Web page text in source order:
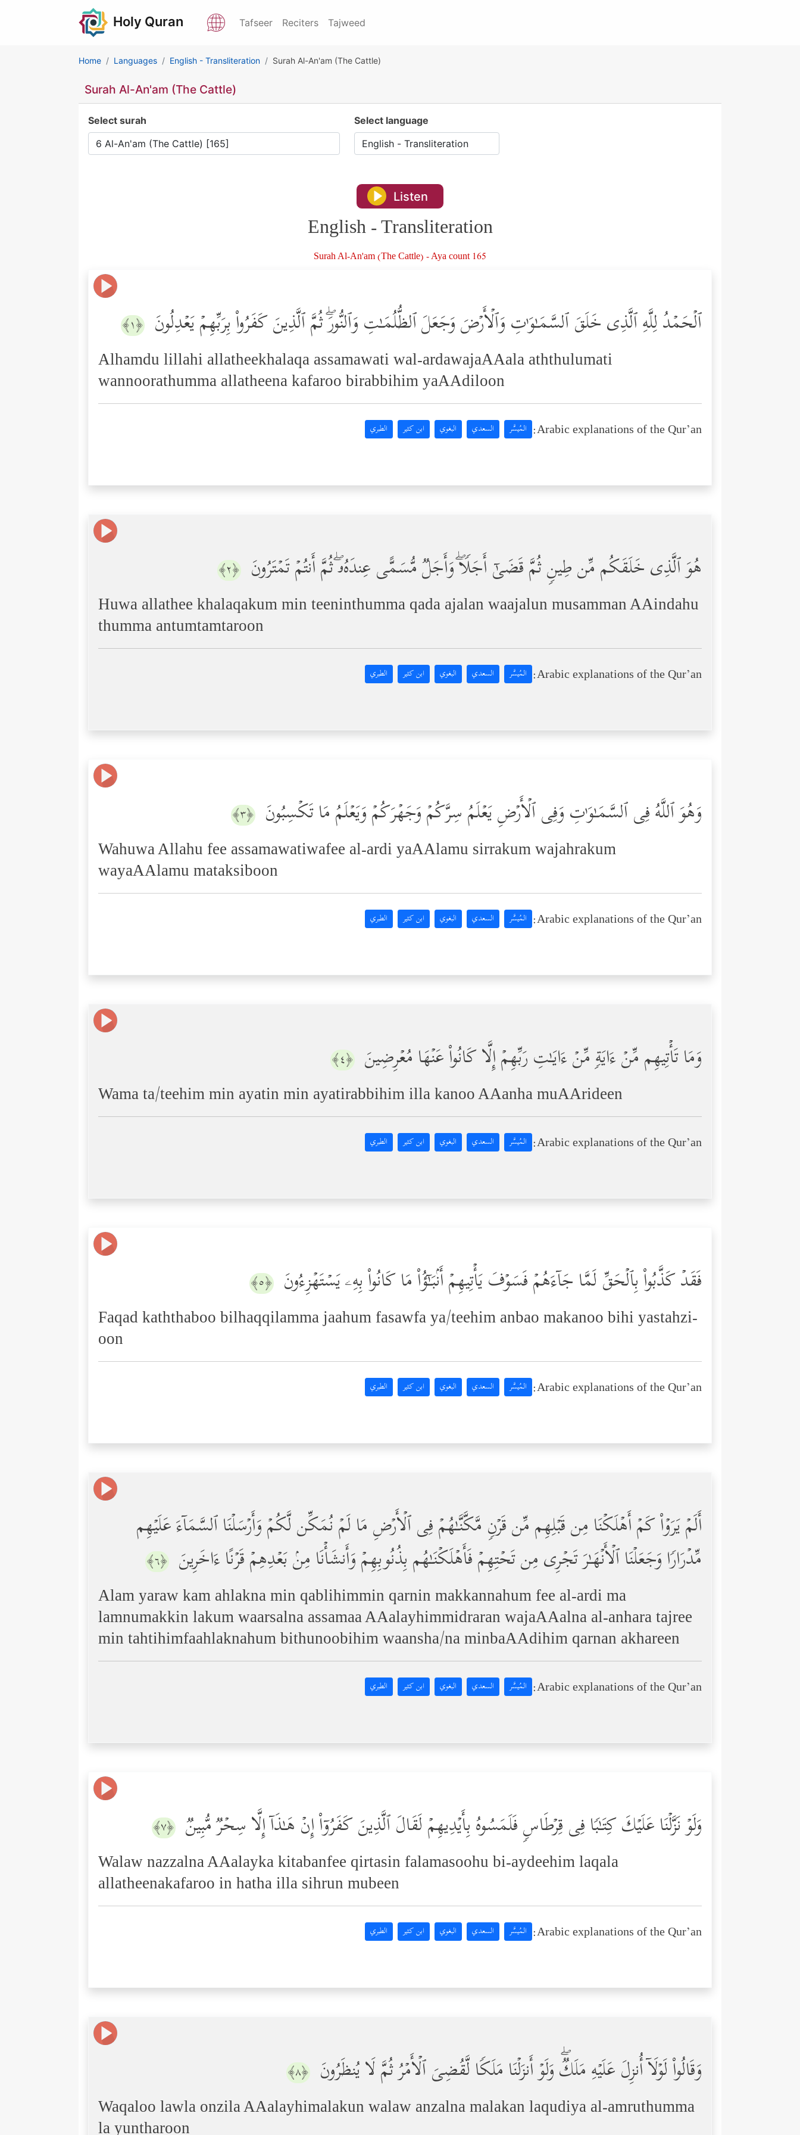
Holy Quran Tafseer Reciters Tajweed
Home Languages English - Transliteration Surah Al-An'am (The Cattle)
Surah Al-An'am (The Cattle)
Select surah Select language
Listen
English - Transliteration
Surah Al-An'am (The Cattle) - Aya count 165
ٱلۡحَمۡدُ لِلَّهِ ٱلَّذِی خَلَقَ ٱلسَّمَـٰوَ ٰ⁠تِ وَٱلۡأَرۡضَ وَجَعَلَ ٱلظُّلُمَـٰتِ وَٱلنُّورَۖ ثُمَّ ٱلَّذِینَ كَفَرُواْ بِرَبِّهِمۡ یَعۡدِلُونَ ﴿١﴾
Alhamdu lillahi allatheekhalaqa assamawati wal-ardawajaAAala aththulumati
wannoorathumma allatheena kafaroo birabbihim yaAAdiloon
Arabic explanations of the Qur’an: المُيسَّر السعدي البغوي ابن كثير الطبري
هُوَ ٱلَّذِی خَلَقَكُم مِّن طِینࣲ ثُمَّ قَضَىٰۤ أَجَلࣰاۖ وَأَجَلࣱ مُّسَمًّى عِندَهُۥۖ ثُمَّ أَنتُمۡ تَمۡتَرُونَ ﴿٢﴾
Huwa allathee khalaqakum min teeninthumma qada ajalan waajalun musamman AAindahu
thumma antumtamtaroon
Arabic explanations of the Qur’an: المُيسَّر السعدي البغوي ابن كثير الطبري
وَهُوَ ٱللَّهُ فِی ٱلسَّمَـٰوَ ٰ⁠تِ وَفِی ٱلۡأَرۡضِ یَعۡلَمُ سِرَّكُمۡ وَجَهۡرَكُمۡ وَیَعۡلَمُ مَا تَكۡسِبُونَ ﴿٣﴾
Wahuwa Allahu fee assamawatiwafee al-ardi yaAAlamu sirrakum wajahrakum
wayaAAlamu mataksiboon
Arabic explanations of the Qur’an: المُيسَّر السعدي البغوي ابن كثير الطبري
وَمَا تَأۡتِیهِم مِّنۡ ءَایَةࣲ مِّنۡ ءَایَـٰتِ رَبِّهِمۡ إِلَّا كَانُواْ عَنۡهَا مُعۡرِضِینَ ﴿٤﴾
Wama ta/teehim min ayatin min ayatirabbihim illa kanoo AAanha muAArideen
Arabic explanations of the Qur’an: المُيسَّر السعدي البغوي ابن كثير الطبري
فَقَدۡ كَذَّبُواْ بِٱلۡحَقِّ لَمَّا جَاۤءَهُمۡ فَسَوۡفَ یَأۡتِیهِمۡ أَنۢبَـٰۤؤُاْ مَا كَانُواْ بِهِۦ یَسۡتَهۡزِءُونَ ﴿٥﴾
Faqad kaththaboo bilhaqqilamma jaahum fasawfa ya/teehim anbao makanoo bihi yastahzi-
oon
Arabic explanations of the Qur’an: المُيسَّر السعدي البغوي ابن كثير الطبري
أَلَمۡ یَرَوۡاْ كَمۡ أَهۡلَكۡنَا مِن قَبۡلِهِم مِّن قَرۡنࣲ مَّكَّنَّـٰهُمۡ فِی ٱلۡأَرۡضِ مَا لَمۡ نُمَكِّن لَّكُمۡ وَأَرۡسَلۡنَا ٱلسَّمَاۤءَ عَلَیۡهِم
مِّدۡرَارࣰا وَجَعَلۡنَا ٱلۡأَنۡهَـٰرَ تَجۡرِی مِن تَحۡتِهِمۡ فَأَهۡلَكۡنَـٰهُم بِذُنُوبِهِمۡ وَأَنشَأۡنَا مِنۢ بَعۡدِهِمۡ قَرۡنًا ءَاخَرِینَ ﴿٦﴾
Alam yaraw kam ahlakna min qablihimmin qarnin makkannahum fee al-ardi ma
lamnumakkin lakum waarsalna assamaa AAalayhimmidraran wajaAAalna al-anhara tajree
min tahtihimfaahlaknahum bithunoobihim waansha/na minbaAAdihim qarnan akhareen
Arabic explanations of the Qur’an: المُيسَّر السعدي البغوي ابن كثير الطبري
وَلَوۡ نَزَّلۡنَا عَلَیۡكَ كِتَـٰبࣰا فِی قِرۡطَاسࣲ فَلَمَسُوهُ بِأَیۡدِیهِمۡ لَقَالَ ٱلَّذِینَ كَفَرُوۤاْ إِنۡ هَـٰذَاۤ إِلَّا سِحۡرࣱ مُّبِینࣱ ﴿٧﴾
Walaw nazzalna AAalayka kitabanfee qirtasin falamasoohu bi-aydeehim laqala
allatheenakafaroo in hatha illa sihrun mubeen
Arabic explanations of the Qur’an: المُيسَّر السعدي البغوي ابن كثير الطبري
وَقَالُواْ لَوۡلَاۤ أُنزِلَ عَلَیۡهِ مَلَكࣱۖ وَلَوۡ أَنزَلۡنَا مَلَكࣰا لَّقُضِیَ ٱلۡأَمۡرُ ثُمَّ لَا یُنظَرُونَ ﴿٨﴾
Waqaloo lawla onzila AAalayhimalakun walaw anzalna malakan laqudiya al-amruthumma